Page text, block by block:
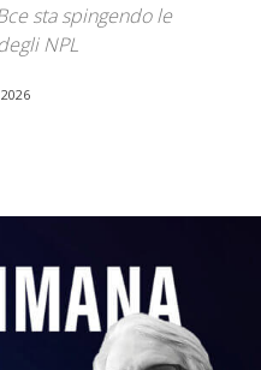
sta spingendo le
NPL